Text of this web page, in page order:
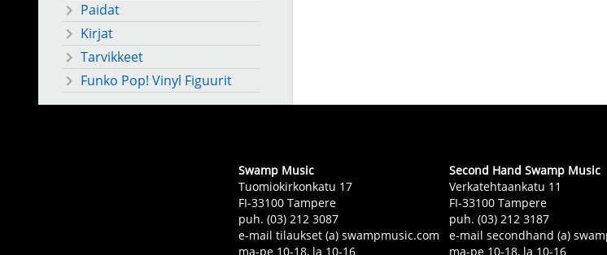
Paidat
Kirjat
Tarvikkeet
Funko Pop! Vinyl Figuurit
Swamp Music
Tuomiokirkonkatu 17
FI-33100 Tampere
puh. (03) 212 3087
e-mail tilaukset (a) swampmusic.com
ma-pe 10-18, la 10-16
Second Hand Swamp Music
Verkatehtaankatu 11
FI-33100 Tampere
puh. (03) 212 3187
e-mail secondhand (a)
ma-pe 10-18, la 10-16